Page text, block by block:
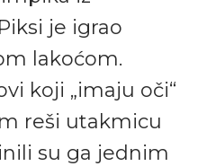
je igrao
lakoćom.
koji „imaju oči“
reši utakmicu
su ga jednim